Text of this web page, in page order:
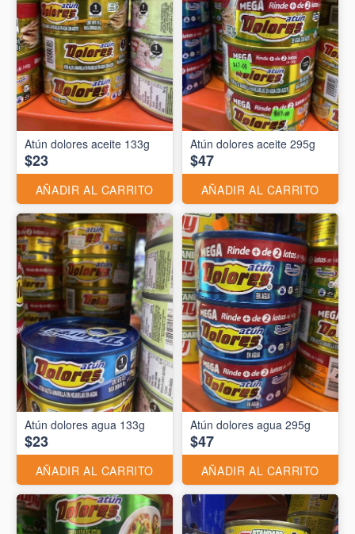
Atún dolores aceite 133g
$23
AÑADIR AL CARRITO
Atún dolores aceite 295g
$47
AÑADIR AL CARRITO
Atún dolores agua 133g
$23
AÑADIR AL CARRITO
Atún dolores agua 295g
$47
AÑADIR AL CARRITO